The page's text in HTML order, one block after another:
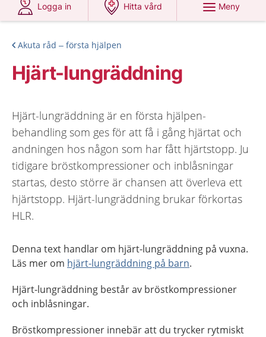
Logga in
Hitta vård
Meny
Akuta råd – första hjälpen
Hjärt-lungräddning
Hjärt-lungräddning är en första hjälpen-
behandling som ges för att få i gång hjärtat och
andningen hos någon som har fått hjärtstopp. Ju
tidigare bröstkompressioner och inblåsningar
startas, desto större är chansen att överleva ett
hjärtstopp. Hjärt-lungräddning brukar förkortas
HLR.
Denna text handlar om hjärt-lungräddning på vuxna.
Läs mer om hjärt-lungräddning på barn.
Hjärt-lungräddning består av bröstkompressioner
och inblåsningar.
Bröstkompressioner innebär att du trycker rytmiskt